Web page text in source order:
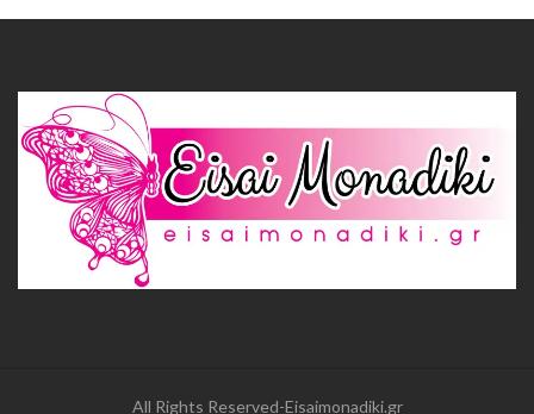
All Rights Reserved-Eisaimonadiki.gr